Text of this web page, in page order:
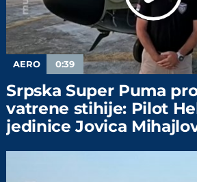
AERO 0:39
Srpska Super Puma
vatrene stihije: Pilot
jedinice Jovica